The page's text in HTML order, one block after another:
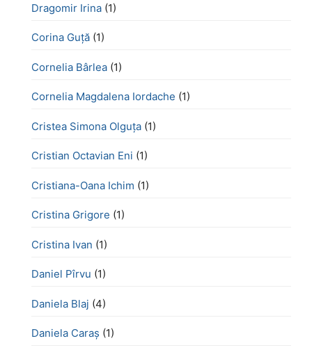
Dragomir Irina (1)
Corina Guță (1)
Cornelia Bârlea (1)
Cornelia Magdalena Iordache (1)
Cristea Simona Olguța (1)
Cristian Octavian Eni (1)
Cristiana-Oana Ichim (1)
Cristina Grigore (1)
Cristina Ivan (1)
Daniel Pîrvu (1)
Daniela Blaj (4)
Daniela Caraș (1)